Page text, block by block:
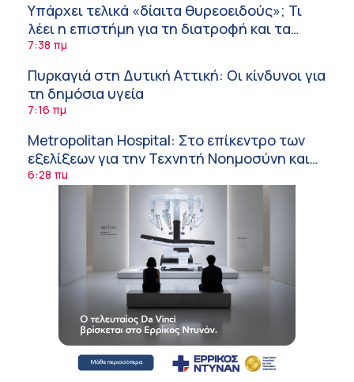
Υπάρχει τελικά «δίαιτα θυρεοειδούς»; Τι
λέει η επιστήμη για τη διατροφή και τα
συμπληρώματα
7:38 πμ
Πυρκαγιά στη Δυτική Αττική: Οι κίνδυνοι για
τη δημόσια υγεία
7:16 πμ
Metropolitan Hospital: Στο επίκεντρο των
εξελίξεων για την Τεχνητή Νοημοσύνη και
την Ογκολογία
6:28 πμ
Παύλος Γιαννακόπουλος – ΒΙΑΝΕΞ
Στέλιος Λιανός – INTERAMERICAN / Αθηναϊκή
Γενική Κλινική
5:17 πμ
Σε Λαμία και Καρδίτσα ο Υπουργός Υγείας
Άδ. Γεωργιάδης για την παραλαβή 7
ασθενοφόρων του ΕΚΑΒ και τα εγκαίνια του
ΚΥ Σοφάδων